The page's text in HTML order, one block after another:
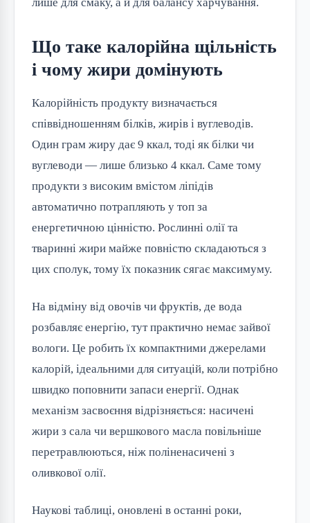
Що таке калорійна щільність
і чому жири домінують
Калорійність продукту визначається
співвідношенням білків, жирів і вуглеводів.
Один грам жиру дає 9 ккал, тоді як білки чи
вуглеводи — лише близько 4 ккал. Саме тому
продукти з високим вмістом ліпідів
автоматично потрапляють у топ за
енергетичною цінністю. Рослинні олії та
тваринні жири майже повністю складаються з
цих сполук, тому їх показник сягає максимуму.
На відміну від овочів чи фруктів, де вода
розбавляє енергію, тут практично немає зайвої
вологи. Це робить їх компактними джерелами
калорій, ідеальними для ситуацій, коли потрібно
швидко поповнити запаси енергії. Однак
механізм засвоєння відрізняється: насичені
жири з сала чи вершкового масла повільніше
перетравлюються, ніж поліненасичені з
оливкової олії.
Наукові таблиці, оновлені в останні роки,